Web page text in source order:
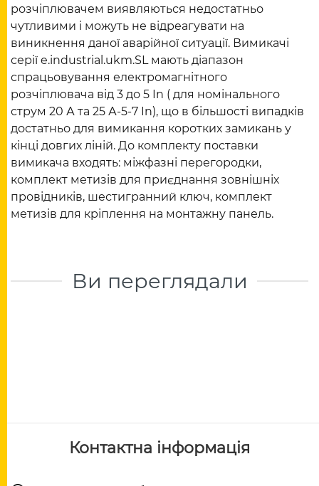
розчіплювачем виявляються недостатньо
чутливими і можуть не відреагувати на
виникнення даної аварійної ситуації. Вимикачі
серії e.industrial.ukm.SL мають діапазон
спрацьовування електромагнітного
розчіплювача від 3 до 5 In ( для номінального
струм 20 А та 25 А-5-7 In), що в більшості випадків
достатньо для вимикання коротких замикань у
кінці довгих ліній. До комплекту поставки
вимикача входять: міжфазні перегородки,
комплект метизів для приєднання зовнішніх
провідників, шестигранний ключ, комплект
метизів для кріплення на монтажну панель.
Ви переглядали
Контактна інформація